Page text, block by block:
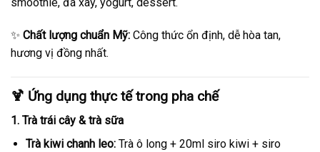
✨ Chất lượng chuẩn Mỹ: Công thức ổn định, dễ hòa tan,
hương vị đồng nhất.
🍹 Ứng dụng thực tế trong pha chế
1. Trà trái cây & trà sữa
Trà kiwi chanh leo:Trà ô long + 20ml siro kiwi + siro